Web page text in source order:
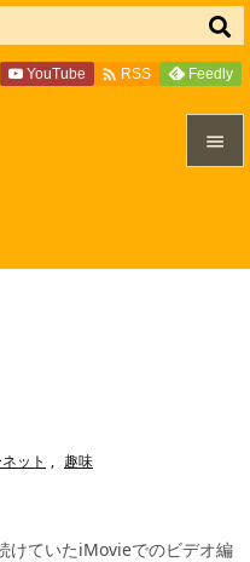

YouTube  RSS Feedly
ット , 趣味
けていたiMovieでのビデオ編